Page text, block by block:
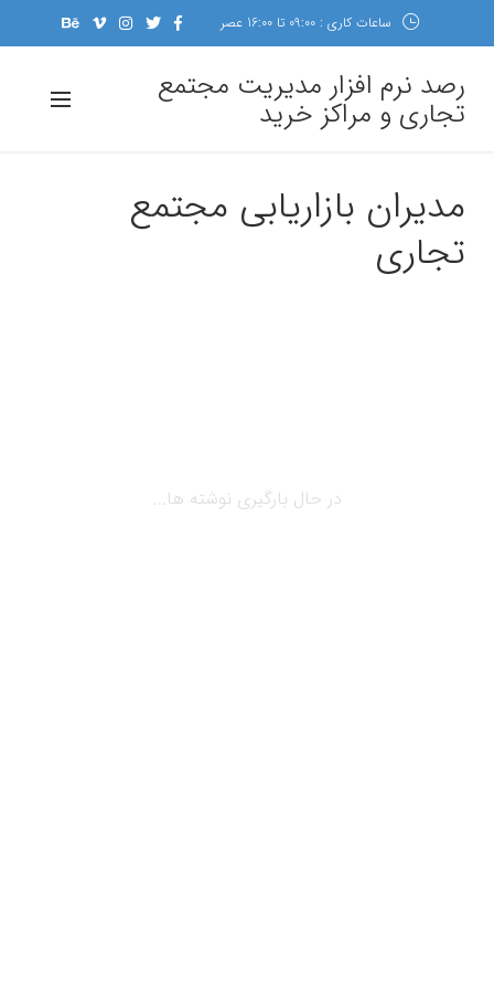
ساعات کاری : 09:00 تا 16:00 عصر
رصد نرم افزار مدیریت مجتمع
تجاری و مراکز خرید
مدیران بازاریابی مجتمع
تجاری
در حال بارگیری نوشته ها...